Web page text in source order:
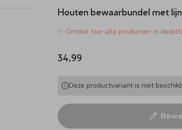
Houten bewaarbundel met
✨ Ontdek hier alle producten in
34,99
Deze productvariant is niet